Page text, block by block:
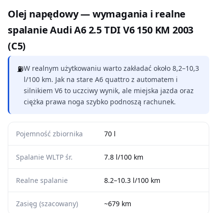
Olej napędowy — wymagania i realne
spalanie Audi A6 2.5 TDI V6 150 KM 2003
(C5)
⛽W realnym użytkowaniu warto zakładać około 8,2–10,3
l/100 km. Jak na stare A6 quattro z automatem i
silnikiem V6 to uczciwy wynik, ale miejska jazda oraz
ciężka prawa noga szybko podnoszą rachunek.
Pojemność zbiornika 70 l
Spalanie WLTP śr. 7.8 l/100 km
Realne spalanie 8.2–10.3 l/100 km
Zasięg (szacowany) ~679 km